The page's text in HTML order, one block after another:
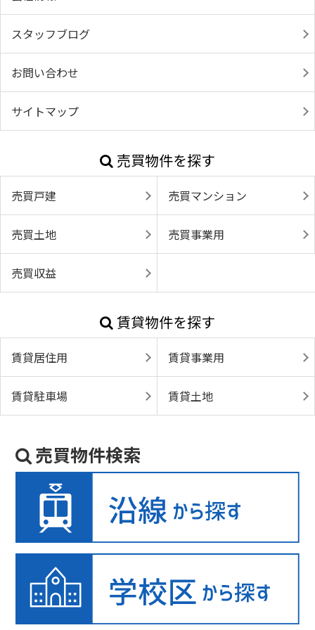
スタッフブログ
お問い合わせ
サイトマップ
売買物件を探す
売買戸建 売買マンション
売買土地 売買事業用
売買収益
賃貸物件を探す
賃貸居住用 賃貸事業用
賃貸駐車場 賃貸土地
売買物件検索